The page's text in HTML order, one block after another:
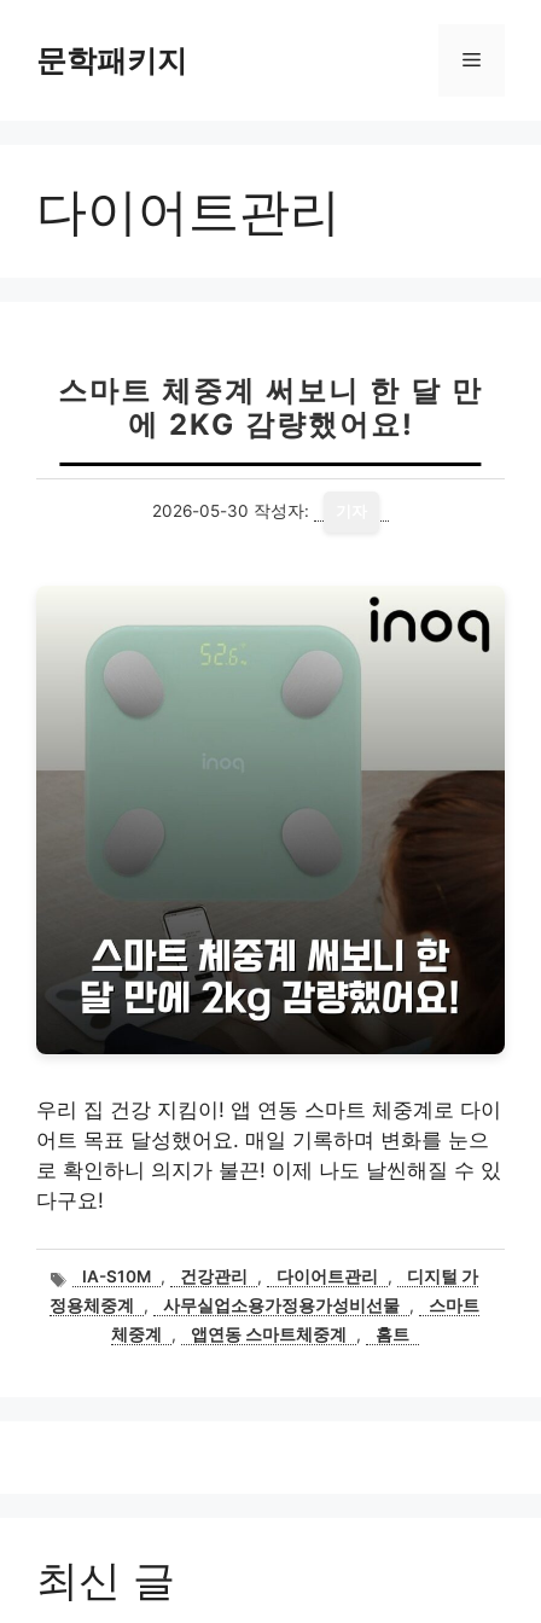
문학패키지 메
다이어트관리
스마트 체중계 써보니 한 달 만
에 2KG 감량했어요!
2026-05-30 작성자:
우리 집 건강 지킴이! 앱 연동 스마트 체중계로 다이
어트 목표 달성했어요. 매일 기록하며 변화를 눈으
로 확인하니 의지가 불끈! 이제 나도 날씬해질 수 있
다구요!
태
그
IA-S10M , 건강관리 , 다이어트관리 ,
디지털 가
정용체중계
, 사무실업소용가정용가성비선물 ,
스마트
체중계
, 앱연동 스마트체중계 , 홈트
최신 글